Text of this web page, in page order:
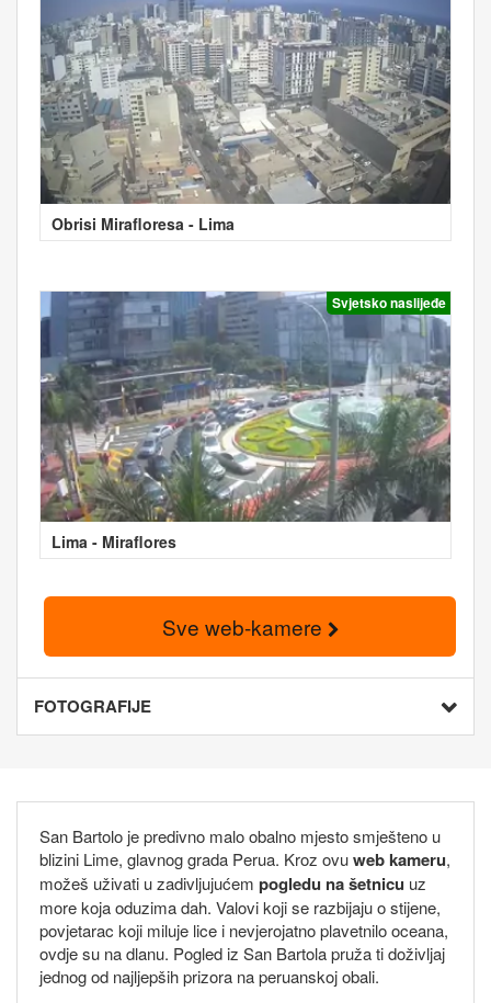
Obrisi Mirafloresa - Lima
Svjetsko naslijeđe
Lima - Miraflores
Sve web-kamere
FOTOGRAFIJE
San Bartolo je predivno malo obalno mjesto smješteno u
blizini Lime, glavnog grada Perua. Kroz ovuweb kameru,
možeš uživati u zadivljujućem pogledu na šetnicu uz
more koja oduzima dah. Valovi koji se razbijaju o stijene,
povjetarac koji miluje lice i nevjerojatno plavetnilo oceana,
ovdje su na dlanu. Pogled iz San Bartola pruža ti doživljaj
jednog od najljepših prizora na peruanskoj obali.